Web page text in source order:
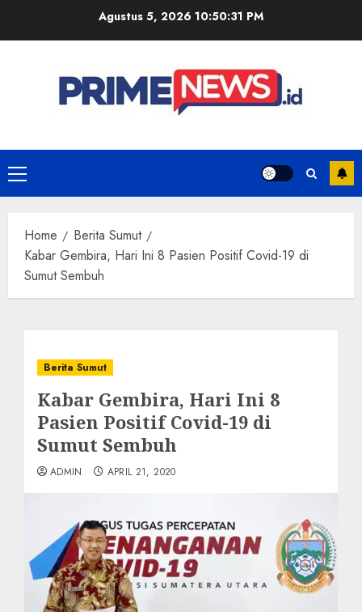
Agustus 5, 2026 10:50:31 PM
Primary
Menu
Home
Berita Sumut
Kabar Gembira, Hari Ini 8 Pasien Positif Covid-19 di
Sumut Sembuh
Berita Sumut
Kabar Gembira, Hari Ini 8
Pasien Positif Covid-19 di
Sumut Sembuh
ADMIN APRIL 21, 2020